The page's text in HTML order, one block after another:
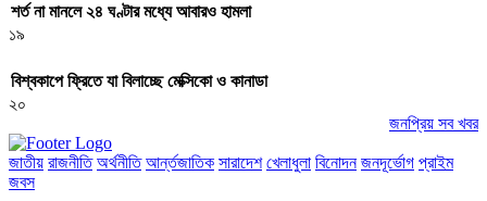
শর্ত না মানলে ২৪ ঘণ্টার মধ্যে আবারও হামলা
১৯
বিশ্বকাপে ফ্রিতে যা বিলাচ্ছে মেক্সিকো ও কানাডা
২০
জনপ্রিয় সব খবর
জাতীয় রাজনীতি অর্থনীতি আর্ন্তজাতিক সারাদেশ খেলাধুলা বিনোদন জনদূর্ভোগ প্রাইম
জবস